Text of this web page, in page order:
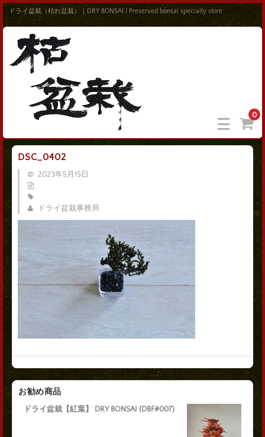
ドライ盆栽（枯れ盆栽）｜DRY BONSAI | Preserved bonsai specialty store
0
DSC_0402
2023年5月15日
ドライ盆栽事務局
お勧め商品
ドライ盆栽【紅葉】 DRY BONSAI (DBF#007)